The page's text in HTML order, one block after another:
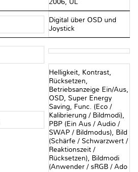
2006, UL
Digital über OSD und
Joystick
Helligkeit, Kontrast,
Rücksetzen,
Betriebsanzeige Ein/Aus,
OSD, Super Energy
Saving, Func. (Eco /
Kalibrierung / Bildmodi),
PBP (Ein Aus / Audio /
SWAP / Bildmodus), Bild
(Schärfe / Schwarzwert /
Reaktionszeit /
Rücksetzen), Bildmodi
(Anwender / sRGB / Ado